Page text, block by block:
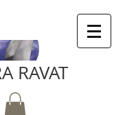
RAVAT